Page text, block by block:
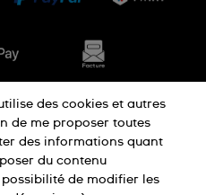
confidentialité
les cookies
des cookies et autres
de me proposer toutes
des informations quant
du contenu
de modifier les